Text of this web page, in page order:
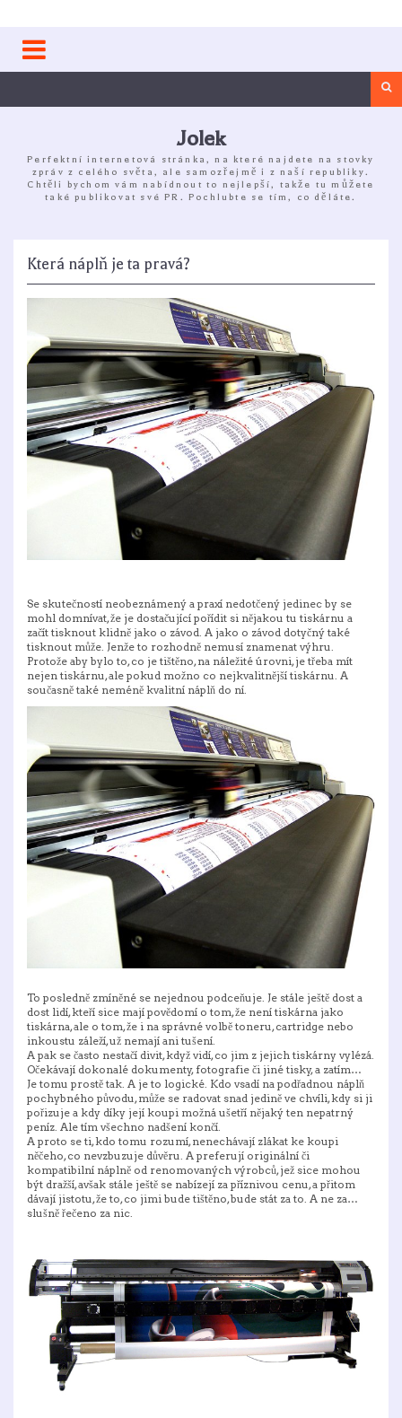
to
content
Jolek
Perfektní internetová stránka, na které najdete na stovky
zpráv z celého světa, ale samozřejmě i z naší republiky.
Chtěli bychom vám nabídnout to nejlepší, takže tu můžete
také publikovat své PR. Pochlubte se tím, co děláte.
Která náplň je ta pravá?
Se skutečností neobeznámený a praxí nedotčený jedinec by se
mohl domnívat, že je dostačující pořídit si nějakou tu tiskárnu a
začít tisknout klidně jako o závod. A jako o závod dotyčný také
tisknout může. Jenže to rozhodně nemusí znamenat výhru.
Protože aby bylo to, co je tištěno, na náležité úrovni, je třeba mít
nejen tiskárnu, ale pokud možno co nejkvalitnější tiskárnu. A
současně také neméně kvalitní náplň do ní.
To posledně zmíněné se nejednou podceňuje. Je stále ještě dost a
dost lidí, kteří sice mají povědomí o tom, že není tiskárna jako
tiskárna, ale o tom, že i na správné volbě toneru, cartridge nebo
inkoustu záleží, už nemají ani tušení.
A pak se často nestačí divit, když vidí, co jim z jejich tiskárny vylézá.
Očekávají dokonalé dokumenty, fotografie či jiné tisky, a zatím…
Je tomu prostě tak. A je to logické. Kdo vsadí na podřadnou náplň
pochybného původu, může se radovat snad jedině ve chvíli, kdy si ji
pořizuje a kdy díky její koupi možná ušetří nějaký ten nepatrný
peníz. Ale tím všechno nadšení končí.
A proto se ti, kdo tomu rozumí, nenechávají zlákat ke koupi
něčeho, co nevzbuzuje důvěru. A preferují originální či
kompatibilní náplně od renomovaných výrobců, jež sice mohou
být dražší, avšak stále ještě se nabízejí za příznivou cenu, a přitom
dávají jistotu, že to, co jimi bude tištěno, bude stát za to. A ne za…
slušně řečeno za nic.